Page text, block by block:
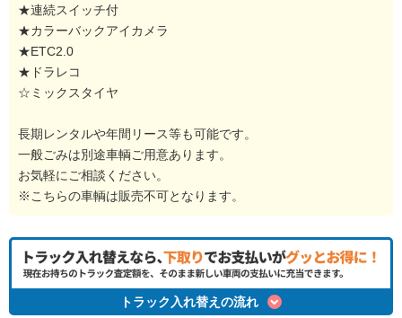
★連続スイッチ付
★カラーバックアイカメラ
★ETC2.0
★ドラレコ
☆ミックスタイヤ
長期レンタルや年間リース等も可能です。
一般ごみは別途車輌ご用意あります。
お気軽にご相談ください。
※こちらの車輌は販売不可となります。
トラック入れ替えの流れ